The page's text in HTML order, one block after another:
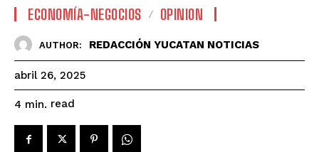
ECONOMÍA-NEGOCIOS OPINION
AUTHOR: REDACCIÓN YUCATAN NOTICIAS
abril 26, 2025
4 min. read